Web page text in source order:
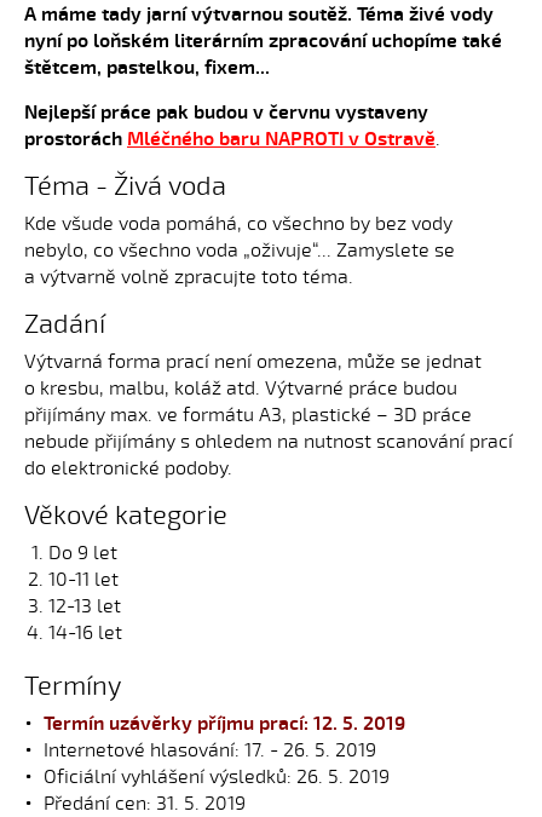
A máme tady jarní výtvarnou soutěž. Téma živé vody
nyní po loňském literárním zpracování uchopíme také
štětcem, pastelkou, fixem...
Nejlepší práce pak budou v červnu vystaveny
prostorách Mléčného baru NAPROTI v Ostravě.
Téma - Živá voda
Kde všude voda pomáhá, co všechno by bez vody
nebylo, co všechno voda „oživuje“... Zamyslete se
a výtvarně volně zpracujte toto téma.
Zadání
Výtvarná forma prací není omezena, může se jednat
o kresbu, malbu, koláž atd. Výtvarné práce budou
přijímány max. ve formátu A3, plastické – 3D práce
nebude přijímány s ohledem na nutnost scanování prací
do elektronické podoby.
Věkové kategorie
Do 9 let
10-11 let
12-13 let
14-16 let
Termíny
Termín uzávěrky příjmu prací: 12. 5. 2019
Internetové hlasování: 17. - 26. 5. 2019
Oficiální vyhlášení výsledků: 26. 5. 2019
Předání cen: 31. 5. 2019